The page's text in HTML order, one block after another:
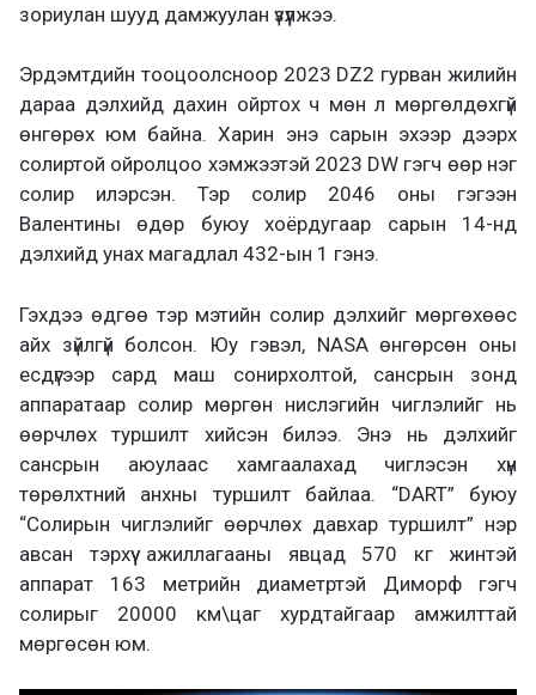
зориулан шууд дамжуулан үзүүлжээ.
Эрдэмтдийн тооцоолсноор 2023 DZ2 гурван жилийн
дараа дэлхийд дахин ойртох ч мөн л мөргөлдөхгүй
өнгөрөх юм байна. Харин энэ сарын эхээр дээрх
солиртой ойролцоо хэмжээтэй 2023 DW гэгч өөр нэг
солир илэрсэн. Тэр солир 2046 оны гэгээн
Валентины өдөр буюу хоёрдугаар сарын 14-нд
дэлхийд унах магадлал 432-ын 1 гэнэ.
Гэхдээ өдгөө тэр мэтийн солир дэлхийг мөргөхөөс
айх зүйлгүй болсон. Юу гэвэл, NASA өнгөрсөн оны
есдүгээр сард маш сонирхолтой, сансрын зонд
аппаратаар солир мөргөн нислэгийн чиглэлийг нь
өөрчлөх туршилт хийсэн билээ. Энэ нь дэлхийг
сансрын аюулаас хамгаалахад чиглэсэн хүн
төрөлхтний анхны туршилт байлаа. “DART” буюу
“Солирын чиглэлийг өөрчлөх давхар туршилт” нэр
авсан тэрхүү ажиллагааны явцад 570 кг жинтэй
аппарат 163 метрийн диаметртэй Диморф гэгч
солирыг 20000 км\цаг хурдтайгаар амжилттай
мөргөсөн юм.